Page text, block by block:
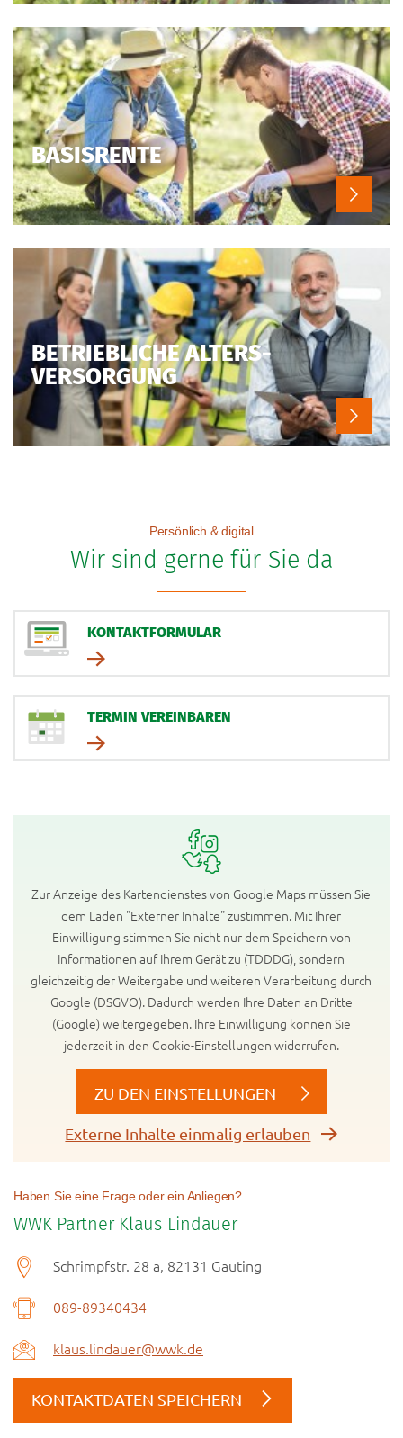
BASIS­RENTE
BETRIEB­LICHE ALTERS­
VERSORGUNG
Wir sind gerne für Sie da
Persönlich & digital
KONTAKTFORMULAR
TERMIN VEREINBAREN
Zur Anzeige des Kartendienstes von Google Maps müssen Sie
dem Laden "Externer Inhalte" zustimmen. Mit Ihrer
Einwilligung stimmen Sie nicht nur dem Speichern von
Informationen auf Ihrem Gerät zu (TDDDG), sondern
gleichzeitig der Weitergabe und weiteren Verarbeitung durch
Google (DSGVO). Dadurch werden Ihre Daten an Dritte
(Google) weitergegeben. Ihre Einwilligung können Sie
jederzeit in den Cookie-Einstellungen widerrufen.
ZU DEN EINSTELLUNGEN
Externe Inhalte einmalig erlauben
WWK Partner Klaus Lindauer
Haben Sie eine Frage oder ein Anliegen?
Schrimpfstr. 28 a, 82131 Gauting
089-89340434
klaus.lindauer@wwk.de
KONTAKTDATEN SPEICHERN